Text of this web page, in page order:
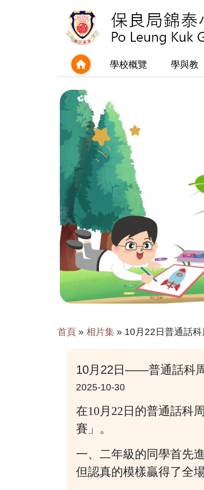
學校概覽 學與教
首頁 » 相片集 » 10月22日普通話科
10月22日——普通話科
2025-10-30
在10月22日的普通話科
賽」。
一、二年級的同學首先
但認真的模樣贏得了全場